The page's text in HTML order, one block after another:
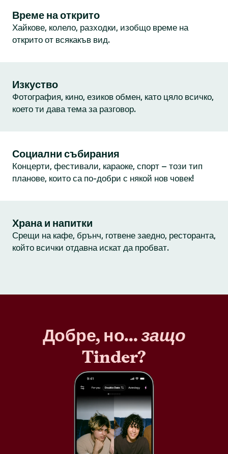
Време на открито
Хайкове, колело, разходки, изобщо време на
открито от всякакъв вид.
Изкуство
Фотография, кино, езиков обмен, като цяло всичко,
което ти дава тема за разговор.
Социални събирания
Концерти, фестивали, караоке, спорт – този тип
планове, които са по-добри с някой нов човек!
Храна и напитки
Срещи на кафе, брънч, готвене заедно, ресторанта,
който всички отдавна искат да пробват.
Добре, но...защо
Tinder?